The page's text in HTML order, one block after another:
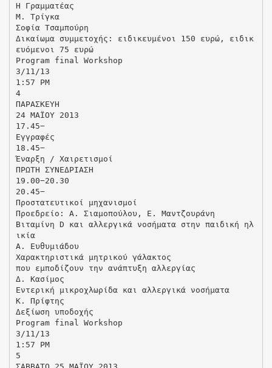
Η Γραμματέας
Μ. Τρίγκα
Σοφία Τσαμπούρη
Δικαίωμα συμμετοχής: ειδικευμένοι 150 ευρώ, ειδικ
ευόμενοι 75 ευρώ
Program final Workshop
3/11/13
1:57 PM
4
ΠΑΡΑΣΚΕΥΗ
24 ΜΑΪΟΥ 2013
17.45−
Εγγραφές
18.45−
Έναρξη / Χαιρετισμοί
ΠΡΩΤΗ ΣΥΝΕΔΡΙΑΣΗ
19.00−20.30
20.45−
Προστατευτικοί μηχανισμοί
Προεδρείο: Α. Σιαμοπούλου, Ε. Μαντζουράνη
Βιταμίνη D και αλλεργικά νοσήματα στην παιδική ηλ
ικία
Α. Ευθυμιάδου
Χαρακτηριστικά μητρικού γάλακτος
που εμποδίζουν την ανάπτυξη αλλεργίας
Δ. Κασίμος
Εντερική μικροχλωρίδα και αλλεργικά νοσήματα
K. Πρίφτης
Δεξίωση υποδοχής
Program final Workshop
3/11/13
1:57 PM
5
ΣΑΒΒΑΤΟ 25 ΜΑΪΟΥ 2013